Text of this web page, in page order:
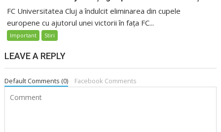
FC Universitatea Cluj a îndulcit eliminarea din cupele
europene cu ajutorul unei victorii în fața FC...
Important Stiri
LEAVE A REPLY
Default Comments (0) Facebook Comments